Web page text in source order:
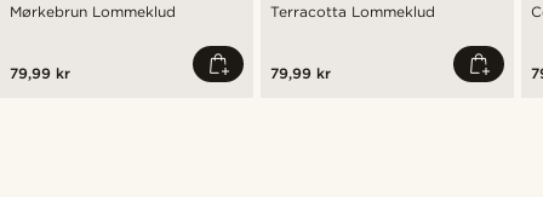
Mørkebrun Lommeklud
79,99 kr
Terracotta Lommeklud
79,99 kr